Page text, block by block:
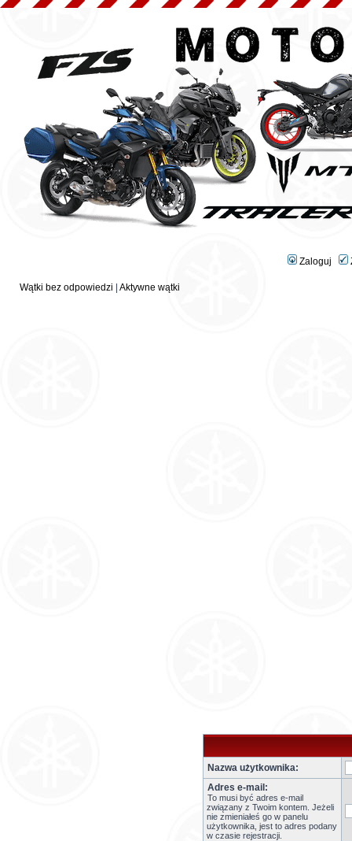
Zaloguj
Wątki bez odpowiedzi Aktywne wątki
Nazwa użytkownika:
Adres e-mail:
To musi być adres e-mail
związany z Twoim kontem. Jeżeli
nie zmieniałeś go w panelu
użytkownika, jest to adres podany
w czasie rejestracji.